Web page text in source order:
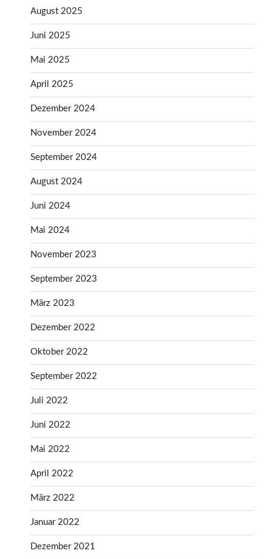
August 2025
Juni 2025
Mai 2025
April 2025
Dezember 2024
November 2024
September 2024
August 2024
Juni 2024
Mai 2024
November 2023
September 2023
März 2023
Dezember 2022
Oktober 2022
September 2022
Juli 2022
Juni 2022
Mai 2022
April 2022
März 2022
Januar 2022
Dezember 2021